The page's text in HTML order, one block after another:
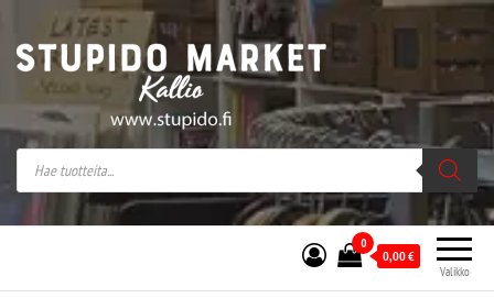
Stupido Market – verkossa ja kivijalassa
Stupido Market on vaihtoehtomusaan
erikoistunut verkko- sekä
kivijalkakauppa Helsingissä Kallion
sydämessä.
Valikko
0
0,00€